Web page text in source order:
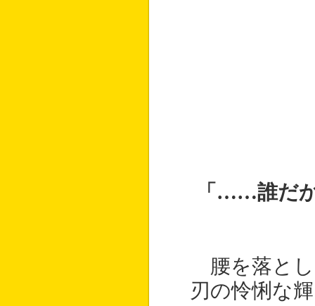
「……誰だ
腰を落とし
刃の怜悧な